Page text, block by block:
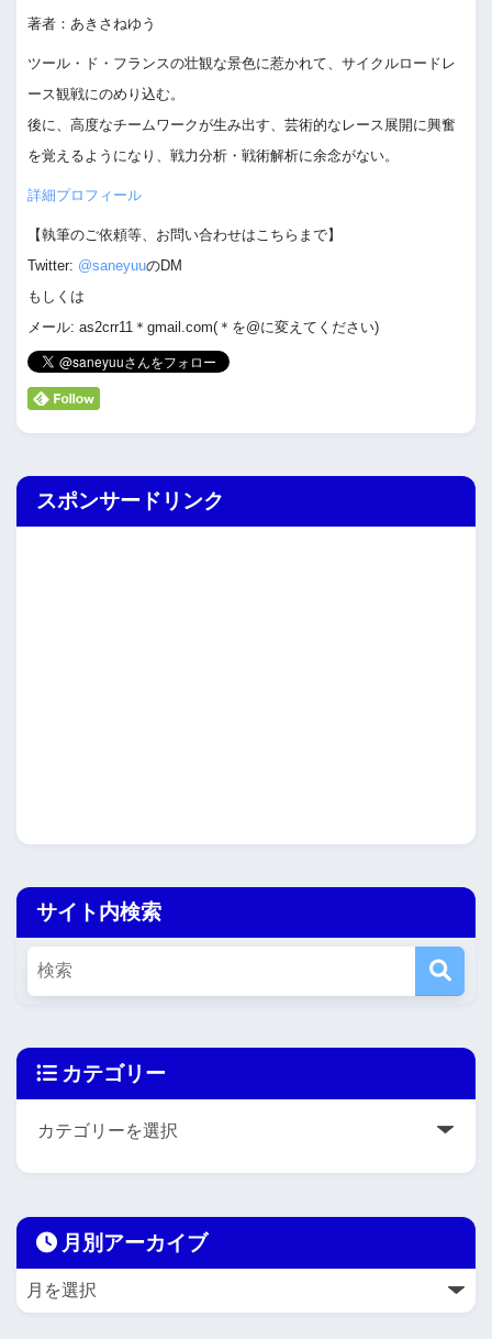
著者：あきさねゆう
ツール・ド・フランスの壮観な景色に惹かれて、サイクルロードレ
ース観戦にのめり込む。
後に、高度なチームワークが生み出す、芸術的なレース展開に興奮
を覚えるようになり、戦力分析・戦術解析に余念がない。
詳細プロフィール
【執筆のご依頼等、お問い合わせはこちらまで】
Twitter: @saneyuuのDM
もしくは
メール: as2crr11＊gmail.com(＊を@に変えてください)
スポンサードリンク
サイト内検索
カテゴリー
月別アーカイブ